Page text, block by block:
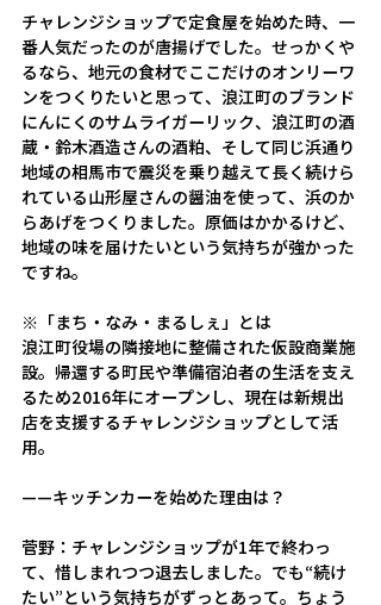
チャレンジショップで定食屋を始めた時、一
番人気だったのが唐揚げでした。せっかくや
るなら、地元の食材でここだけのオンリーワ
ンをつくりたいと思って、浪江町のブランド
にんにくのサムライガーリック、浪江町の酒
蔵・鈴木酒造さんの酒粕、そして同じ浜通り
地域の相馬市で震災を乗り越えて長く続けら
れている山形屋さんの醤油を使って、浜のか
らあげをつくりました。原価はかかるけど、
地域の味を届けたいという気持ちが強かった
ですね。
※「まち・なみ・まるしぇ」とは
浪江町役場の隣接地に整備された仮設商業施
設。帰還する町民や準備宿泊者の生活を支え
るため2016年にオープンし、現在は新規出
店を支援するチャレンジショップとして活
用。
——キッチンカーを始めた理由は？
菅野： チャレンジショップが1年で終わっ
て、惜しまれつつ退去しました。でも“続け
たい”という気持ちがずっとあって。ちょう